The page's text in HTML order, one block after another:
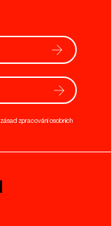
zásad zpracování osobních